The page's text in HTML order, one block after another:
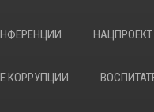
КОРРУПЦИИ